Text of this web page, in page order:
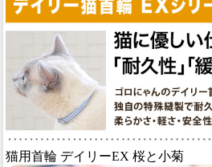
猫用首輪 デイリーEX 桜と小菊